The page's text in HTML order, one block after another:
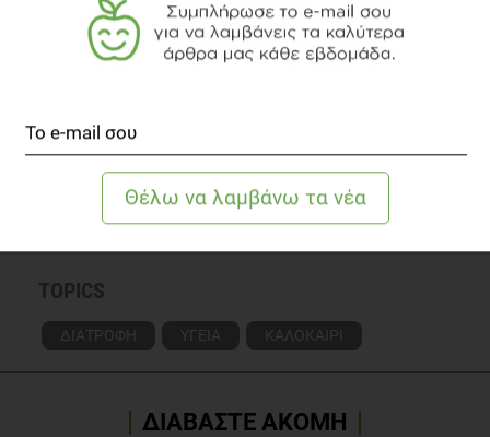
Μονάδας Έρευνας του Πανεπιστημίου Αθηνών και
Διαιτολόγος-Διατροφολόγος του Ιατρείου
Παχυσαρκίας του Πανεπιστημιακού Γενικού
Δείτε το διαιτολογικό γραφείο
TOPICS
ΔΙΑΤΡΟΦΗ ΥΓΕΙΑ ΚΑΛΟΚΑΙΡΙ
ΔΙΑΒΑΣΤΕ ΑΚΟΜΗ